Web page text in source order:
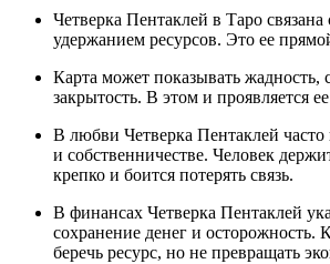
Четверка Пентаклей в Таро
удержанием ресурсов. Это ее
Карта может показывать жадность,
закрытость. В этом и проявляется
В любви Четверка Пентаклей часто
и собственничестве. Человек
крепко и боится потерять связь.
В финансах Четверка Пентаклей
сохранение денег и осторожность.
беречь ресурс, но не превращать